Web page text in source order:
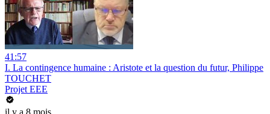
41:57
I. La contingence humaine : Aristote et la question du futur, Philippe
TOUCHET
Projet EEE